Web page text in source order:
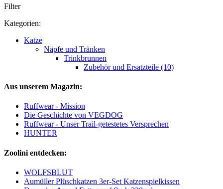
Filter
Kategorien:
Katze
Näpfe und Tränken
Trinkbrunnen
Zubehör und Ersatzteile (10)
Aus unserem Magazin:
Ruffwear - Mission
Die Geschichte von VEGDOG
Ruffwear - Unser Trail-getestetes Versprechen
HUNTER
Zoolini entdecken:
WOLFSBLUT
Aumüller Plüschkatzen 3er-Set Katzenspielkissen